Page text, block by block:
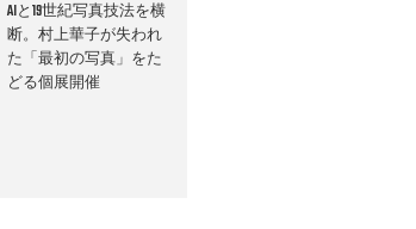
AIと19世紀写真技法を横
断。村上華子が失われ
た「最初の写真」をた
どる個展開催